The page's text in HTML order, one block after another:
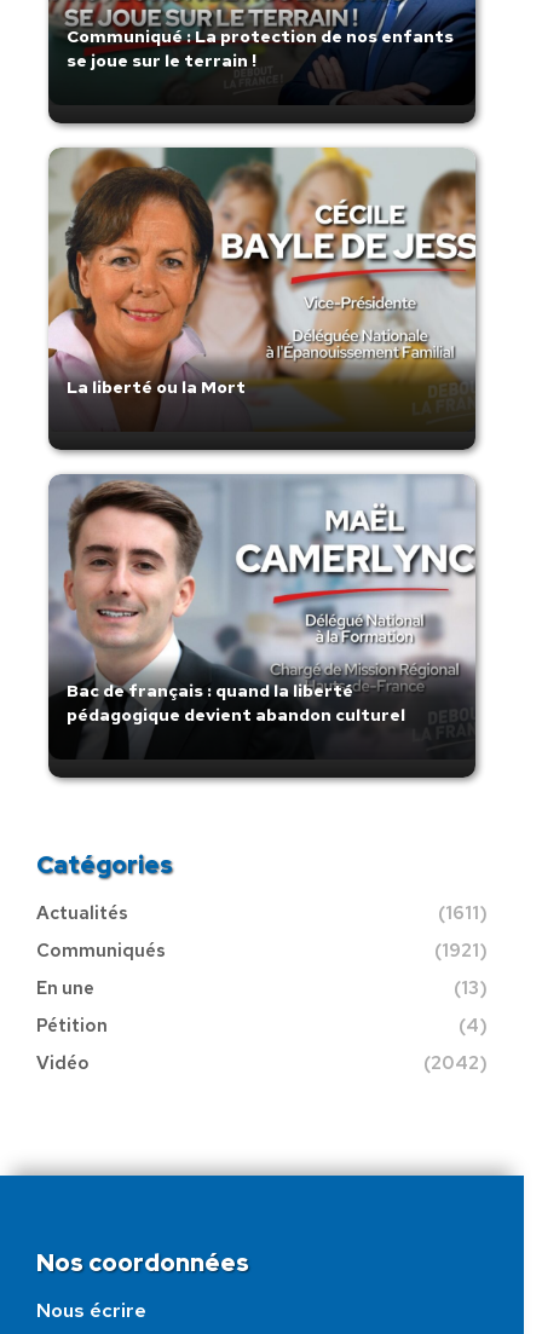
Communiqué : La protection de nos enfants
se joue sur le terrain !
La liberté ou la Mort
Bac de français : quand la liberté
pédagogique devient abandon culturel
Catégories
Actualités
(1611)
Communiqués
(1921)
En une
(13)
Pétition
(4)
Vidéo
(2042)
Nos coordonnées
Nous écrire